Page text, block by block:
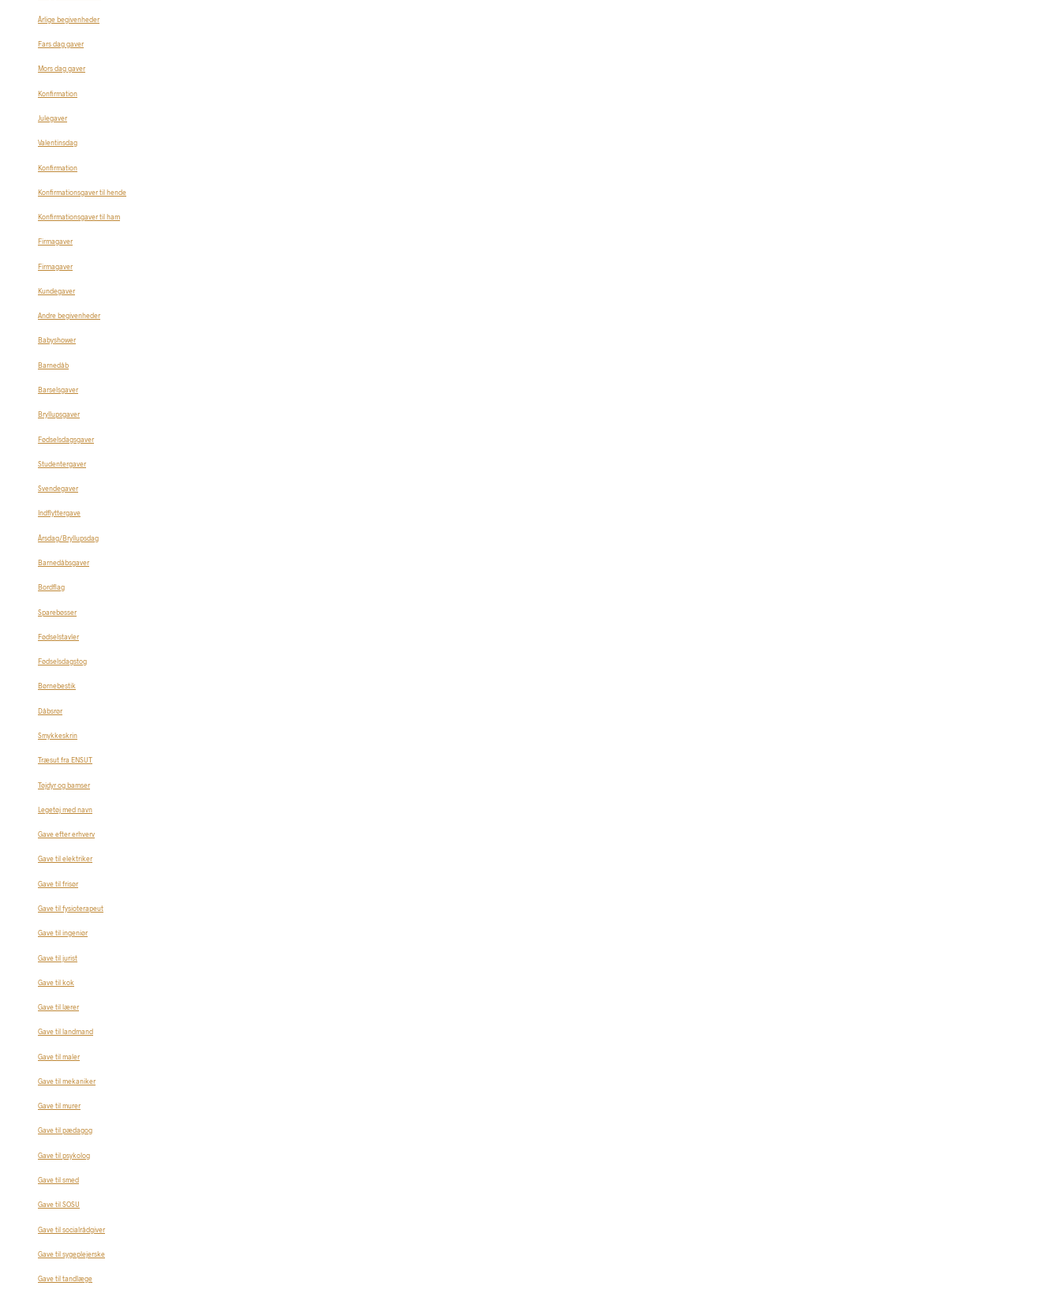
Årlige begivenheder
Fars dag gaver
Mors dag gaver
Konfirmation
Julegaver
Valentinsdag
Konfirmation
Konfirmationsgaver til hende
Konfirmationsgaver til ham
Firmagaver
Firmagaver
Kundegaver
Andre begivenheder
Babyshower
Barnedåb
Barselsgaver
Bryllupsgaver
Fødselsdagsgaver
Studentergaver
Svendegaver
Indflyttergave
Årsdag/Bryllupsdag
Barnedåbsgaver
Bordflag
Sparebøsser
Fødselstavler
Fødselsdagstog
Børnebestik
Dåbsrør
Smykkeskrin
Træsut fra ENSUT
Tøjdyr og bamser
Legetøj med navn
Gave efter erhverv
Gave til elektriker
Gave til frisør
Gave til fysioterapeut
Gave til ingeniør
Gave til jurist
Gave til kok
Gave til lærer
Gave til landmand
Gave til maler
Gave til mekaniker
Gave til murer
Gave til pædagog
Gave til psykolog
Gave til smed
Gave til SOSU
Gave til socialrådgiver
Gave til sygeplejerske
Gave til tandlæge